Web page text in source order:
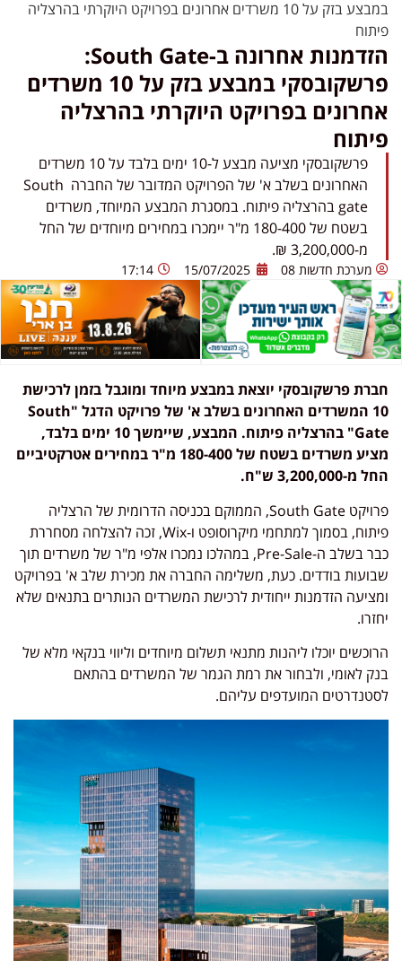
במבצע בזק על 10 משרדים אחרונים בפרויקט היוקרתי בהרצליה
פיתוח
הזדמנות אחרונה ב-South Gate:
פרשקובסקי במבצע בזק על 10 משרדים
אחרונים בפרויקט היוקרתי בהרצליה
פיתוח
פרשקובסקי מציעה מבצע ל-10 ימים בלבד על 10 משרדים
האחרונים בשלב א' של הפרויקט המדובר של החברה South
gate בהרצליה פיתוח. במסגרת המבצע המיוחד, משרדים
בשטח של 180-400 מ"ר יימכרו במחירים מיוחדים של החל
מ-3,200,000 ₪.
מערכת חדשות 08 15/07/2025
17:14
חברת פרשקובסקי יוצאת במבצע מיוחד ומוגבל בזמן לרכישת
10 המשרדים האחרונים בשלב א' של פרויקט הדגל "South
Gate" בהרצליה פיתוח. המבצע, שיימשך 10 ימים בלבד,
מציע משרדים בשטח של 180-400 מ"ר במחירים אטרקטיביים
החל מ-3,200,000 ש"ח.
פרויקט South Gate, הממוקם בכניסה הדרומית של הרצליה
פיתוח, בסמוך למתחמי מיקרוסופט ו-Wix, זכה להצלחה מסחררת
כבר בשלב ה-Pre-Sale, במהלכו נמכרו אלפי מ"ר של משרדים תוך
שבועות בודדים. כעת, משלימה החברה את מכירת שלב א' בפרויקט
ומציעה הזדמנות ייחודית לרכישת המשרדים הנותרים בתנאים שלא
יחזרו.
הרוכשים יוכלו ליהנות מתנאי תשלום מיוחדים וליווי בנקאי מלא של
בנק לאומי, ולבחור את רמת הגמר של המשרדים בהתאם
לסטנדרטים המועדפים עליהם.